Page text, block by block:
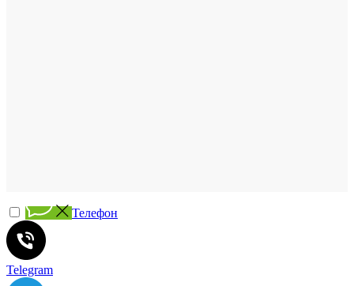
Телефон
Telegram